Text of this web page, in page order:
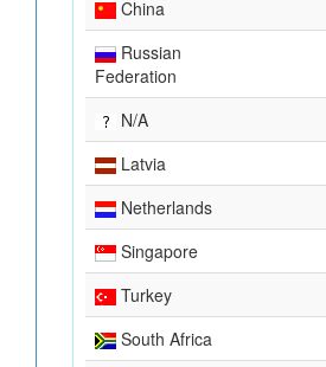
China
Russian
Federation
N/A
Latvia
Netherlands
Singapore
Turkey
South Africa